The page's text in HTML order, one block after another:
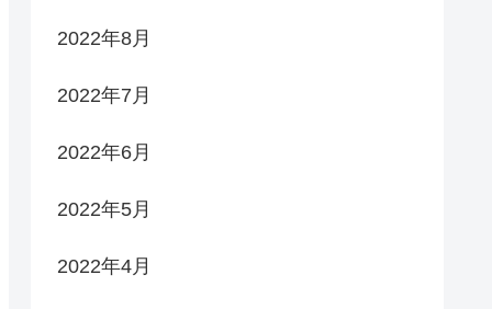
2022年8月
2022年7月
2022年6月
2022年5月
2022年4月